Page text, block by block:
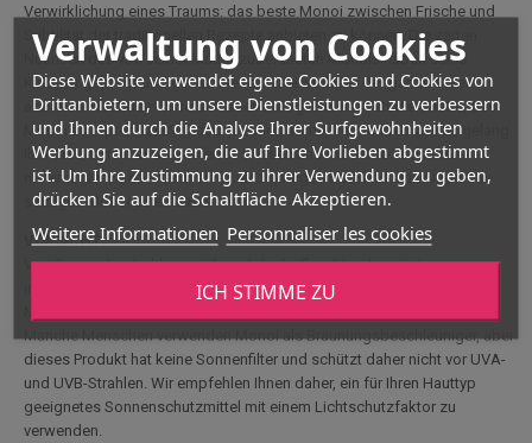
Verwaltung von Cookies
Diese Website verwendet eigene Cookies und Cookies von
Drittanbietern, um unsere Dienstleistungen zu verbessern
und Ihnen durch die Analyse Ihrer Surfgewohnheiten
Werbung anzuzeigen, die auf Ihre Vorlieben abgestimmt
ist. Um Ihre Zustimmung zu ihrer Verwendung zu geben,
drücken Sie auf die Schaltfläche Akzeptieren.
Weitere Informationen Personnaliser les cookies
ICH STIMME ZU
Verwirklichung eines Traums: das beste Monoi zwischen Frische und
Subtilität der traditionellen Rezepte anbieten zu können. Die zarten
Nuancen des von seiner Mutter zubereiteten Monois haben seine
Kindheit geprägt und genau diese Düfte wollte er der ganzen Welt
anbieten. Nachdem er verschiedene Möglichkeiten studiert hatte, das
Monoi zu reproduzieren, das er schon immer vermarkten wollte, gelang
ihm dies, indem er überliefertes Wissen und moderne Techniken
miteinander verband, um einen einzigartigen Duft und ein wunderbar
seidiges Monoi zu erhalten.
VORSICHT:
Von Sonnenbestrahlung während der heißen Stunden wird
insbesondere Kindern und schwangeren Frauen abgeraten.
Manche Menschen verwenden Monoi als Bräunungsbeschleuniger, aber
dieses Produkt hat keine Sonnenfilter und schützt daher nicht vor UVA-
und UVB-Strahlen. Wir empfehlen Ihnen daher, ein für Ihren Hauttyp
geeignetes Sonnenschutzmittel mit einem Lichtschutzfaktor zu
verwenden.